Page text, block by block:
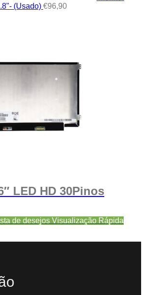
(Usado) €96,90
LED HD 30Pinos
de desejos Visualização Rápida